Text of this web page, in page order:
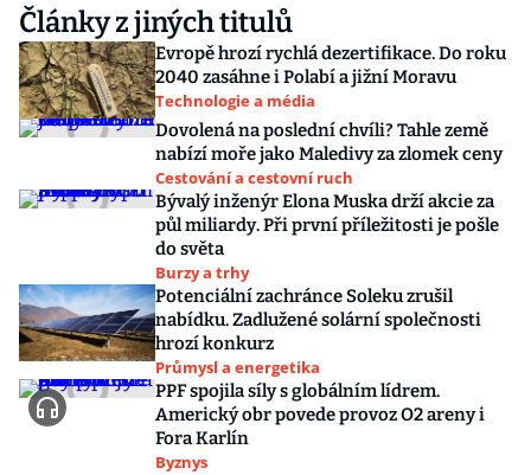
Články z jiných titulů
Evropě hrozí rychlá dezertifikace. Do roku
2040 zasáhne i Polabí a jižní Moravu
Technologie a média
Dovolená na poslední chvíli? Tahle země
nabízí moře jako Maledivy za zlomek ceny
Cestování a cestovní ruch
Bývalý inženýr Elona Muska drží akcie za
půl miliardy. Při první příležitosti je pošle
do světa
Burzy a trhy
Potenciální zachránce Soleku zrušil
nabídku. Zadlužené solární společnosti
hrozí konkurz
Průmysl a energetika
PPF spojila síly s globálním lídrem.
Americký obr povede provoz O2 areny i
Fora Karlín
Byznys